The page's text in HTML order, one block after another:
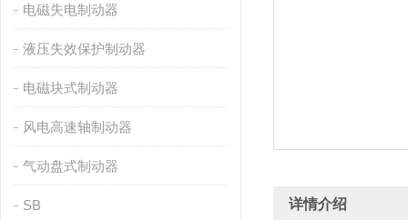
电磁失电制动器
液压失效保护制动器
电磁块式制动器
风电高速轴制动器
气动盘式制动器
SB 详情介绍